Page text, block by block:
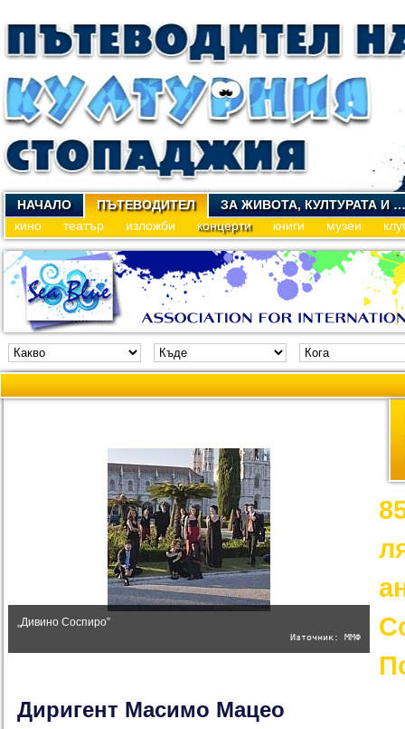
НАЧАЛО ПЪТЕВОДИТЕЛ
ЗА ЖИВОТА, КУЛТУРАТА И …
кино
театър изложби концерти книги музеи
„Дивино Соспиро”
Източник: ММФ
Диригент Масимо Мацео